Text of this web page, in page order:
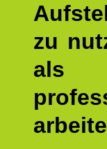
zu
als